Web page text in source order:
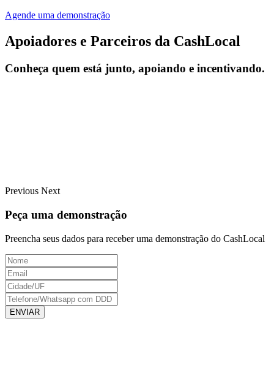
Agende uma demonstração
Apoiadores e Parceiros da CashLocal
Conheça quem está junto, apoiando e incentivando.
Previous Next
Peça uma demonstração
Preencha seus dados para receber uma demonstração do CashLocal
ENVIAR